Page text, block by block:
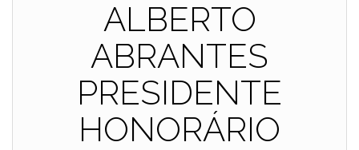
ALBERTO
ABRANTES
PRESIDENTE
HONORÁRIO